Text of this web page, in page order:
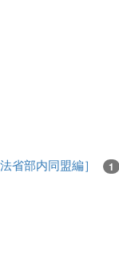
省部内同盟編］ 1